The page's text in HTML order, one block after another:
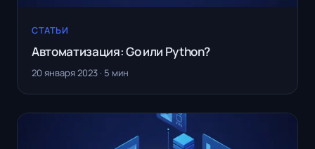
СТАТЬИ
Автоматизация: Go или Python?
20 января 2023 · 5 мин